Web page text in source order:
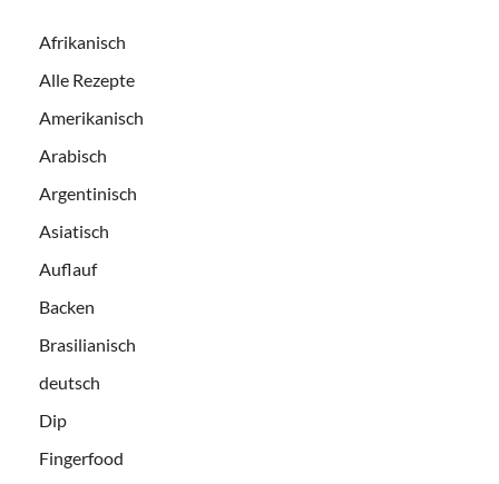
Afrikanisch
Alle Rezepte
Amerikanisch
Arabisch
Argentinisch
Asiatisch
Auflauf
Backen
Brasilianisch
deutsch
Dip
Fingerfood